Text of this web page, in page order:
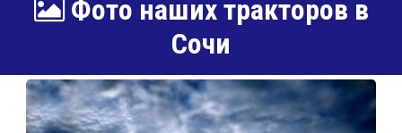
Фото наших тракторов в
Сочи